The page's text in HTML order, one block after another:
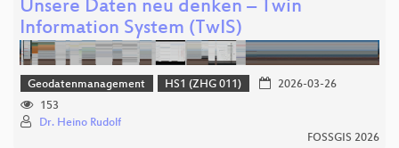
Unsere Daten neu denken – Twin
Information System (TwIS)
Geodatenmanagement HS1 (ZHG 011)
2026-03-26
153
Dr. Heino Rudolf
FOSSGIS 2026